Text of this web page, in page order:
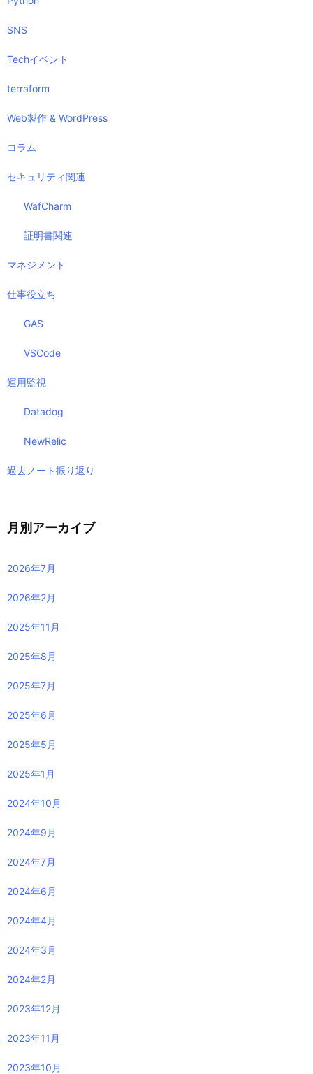
SNS
Techイベント
terraform
Web製作 & WordPress
コラム
セキュリティ関連
WafCharm
証明書関連
マネジメント
仕事役立ち
GAS
VSCode
運用監視
Datadog
NewRelic
過去ノート振り返り
月別アーカイブ
2026年7月
2026年2月
2025年11月
2025年8月
2025年7月
2025年6月
2025年5月
2025年1月
2024年10月
2024年9月
2024年7月
2024年6月
2024年4月
2024年3月
2024年2月
2023年12月
2023年11月
2023年10月